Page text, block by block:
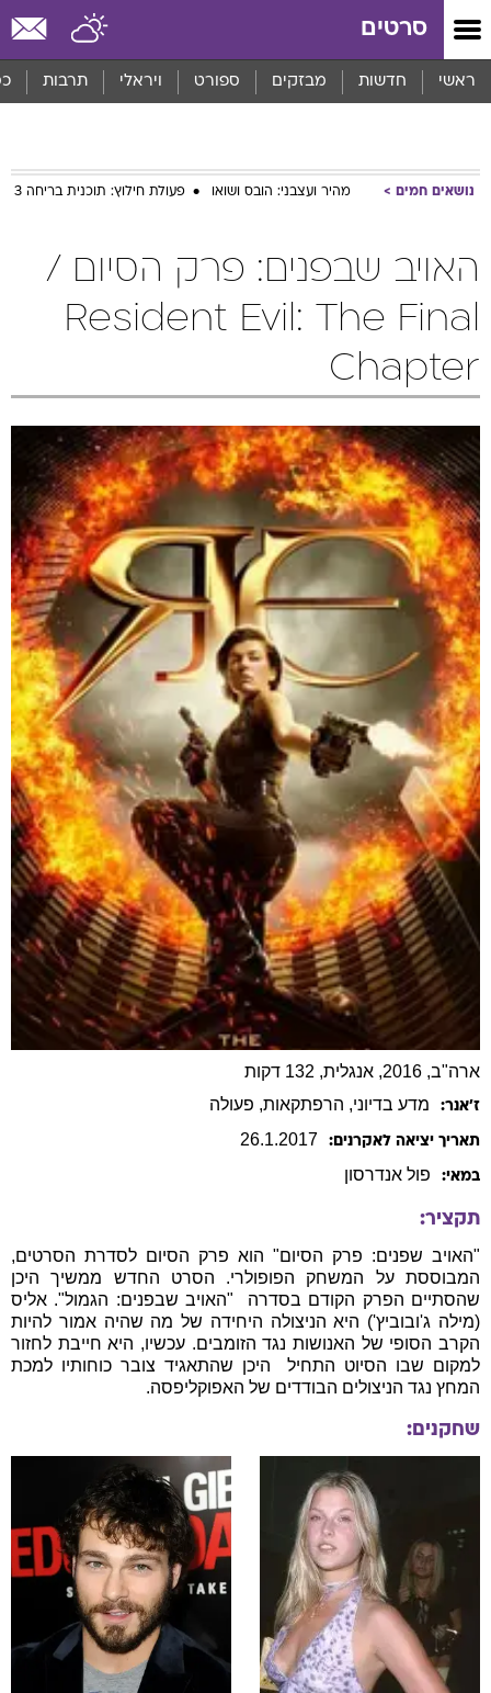
סרטים
ראשי חדשות מבזקים ספורט ויראלי תרבות
נושאים חמים מהיר ועצבני: הובס ושואו פעולת חילוץ: תוכנית בריחה 3
האויב שבפנים: פרק הסיום /
Resident Evil: The Final
Chapter
ארה"ב, 2016, אנגלית, 132 דקות
ז׳אנר: מדע בדיוני, הרפתקאות, פעולה
תאריך יציאה לאקרנים: 26.1.2017
במאי: פול אנדרסון
תקציר:
"האויב שפנים: פרק הסיום" הוא פרק הסיום לסדרת הסרטים,
המבוססת על המשחק הפופולרי. הסרט החדש ממשיך היכן
שהסתיים הפרק הקודם בסדרה  "האויב שבפנים: הגמול". אליס
(מילה ג'ובוביץ') היא הניצולה היחידה של מה שהיה אמור להיות
הקרב הסופי של האנושות נגד הזומבים. עכשיו, היא חייבת לחזור
למקום שבו הסיוט התחיל  היכן שהתאגיד צובר כוחותיו למכת
המחץ נגד הניצולים הבודדים של האפוקליפסה.
שחקנים: